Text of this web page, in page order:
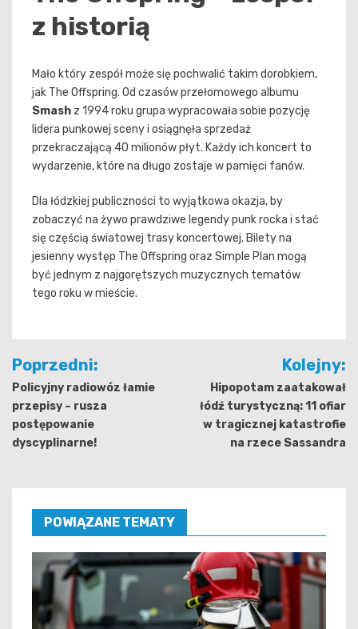
z historią
Mało który zespół może się pochwalić takim dorobkiem,
jak The Offspring. Od czasów przełomowego albumu
Smash z 1994 roku grupa wypracowała sobie pozycję
lidera punkowej sceny i osiągnęła sprzedaż
przekraczającą 40 milionów płyt. Każdy ich koncert to
wydarzenie, które na długo zostaje w pamięci fanów.
Dla łódzkiej publiczności to wyjątkowa okazja, by
zobaczyć na żywo prawdziwe legendy punk rocka i stać
się częścią światowej trasy koncertowej. Bilety na
jesienny występ The Offspring oraz Simple Plan mogą
być jednym z najgorętszych muzycznych tematów
tego roku w mieście.
Nawigacja
wpisu
Poprzedni:
Policyjny radiowóz łamie
przepisy – rusza
postępowanie
dyscyplinarne!
Kolejny:
Hipopotam zaatakował
łódź turystyczną: 11 ofiar
w tragicznej katastrofie
na rzece Sassandra
POWIĄZANE TEMATY